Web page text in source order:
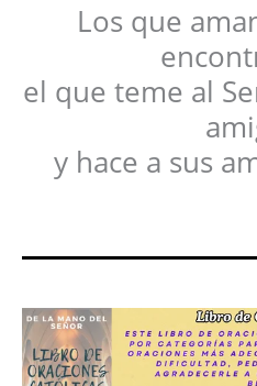
Los que
el que teme al
y hace a sus